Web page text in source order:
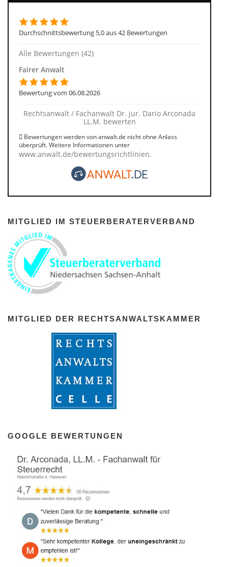
Durchschnittsbewertung 5,0 aus 42 Bewertungen
Alle Bewertungen (42)
Fairer Anwalt
Bewertung vom 06.08.2026
Rechtsanwalt / Fachanwalt Dr. jur. Dario Arconada
LL.M. bewerten
Bewertungen werden von anwalt.de nicht ohne Anlass
überprüft. Weitere Informationen unter
www.anwalt.de/bewertungsrichtlinien.
MITGLIED IM STEUERBERATERVERBAND
MITGLIED DER RECHTSANWALTSKAMMER
GOOGLE BEWERTUNGEN